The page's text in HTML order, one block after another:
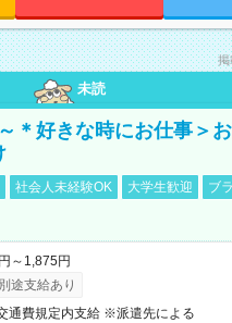
掲
未読
＊好きな時にお仕事＞
社会人未経験OK 大学生歓迎
ブ
～1,875円
途支給あり
通費規定内支給 ※派遣先による